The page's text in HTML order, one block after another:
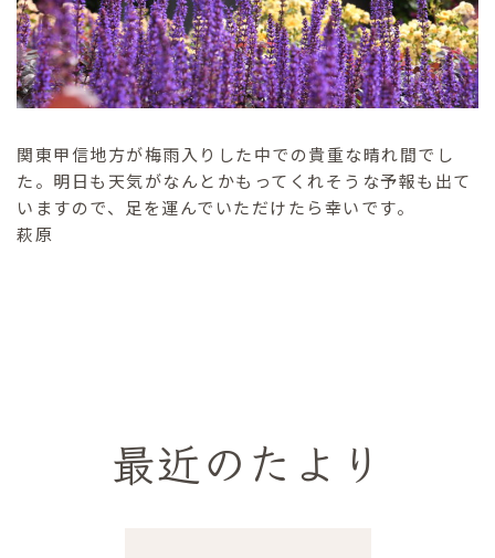
関東甲信地方が梅雨入りした中での貴重な晴れ間でし
た。明日も天気がなんとかもってくれそうな予報も出て
いますので、足を運んでいただけたら幸いです。
萩原
最近のたより